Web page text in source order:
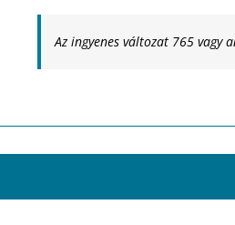
Az ingyenes változat 765 vagy